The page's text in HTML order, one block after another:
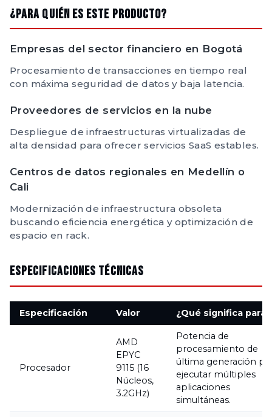
¿Para quién es este producto?
Empresas del sector financiero en Bogotá
Procesamiento de transacciones en tiempo real
con máxima seguridad de datos y baja latencia.
Proveedores de servicios en la nube
Despliegue de infraestructuras virtualizadas de
alta densidad para ofrecer servicios SaaS estables.
Centros de datos regionales en Medellín o
Cali
Modernización de infraestructura obsoleta
buscando eficiencia energética y optimización de
espacio en rack.
Especificaciones Técnicas
Especificación Valor ¿Qué significa para
Procesador
AMD
EPYC
9115 (16
Núcleos,
3.2GHz)
Potencia de
procesamiento de
última generación
ejecutar múltiples
aplicaciones
simultáneas.